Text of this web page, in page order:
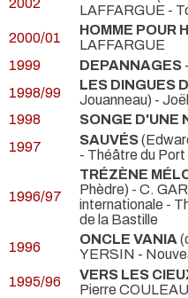
LAFFARGUE -
2000/01
HOMME POUR
LAFFARGUE
1999
DEPANNAGES
1998/99
LES DINGUES
Jouanneau) -
1998
SONGE D'UNE
1997
SAUVÉS
- Théâtre du Port
1996/97
TRÉZÈNE
Phèdre) - C.
internationale -
de la Bastille
1996
ONCLE VANIA
YERSIN -
1995/96
VERS LES
Pierre COULEAU